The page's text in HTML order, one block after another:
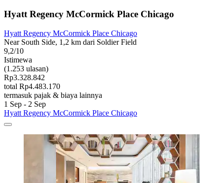
Hyatt Regency McCormick Place Chicago
Hyatt Regency McCormick Place Chicago
Near South Side, 1,2 km dari Soldier Field
9,2/10
Istimewa
(1.253 ulasan)
Rp3.328.842
total Rp4.483.170
termasuk pajak & biaya lainnya
1 Sep - 2 Sep
Hyatt Regency McCormick Place Chicago